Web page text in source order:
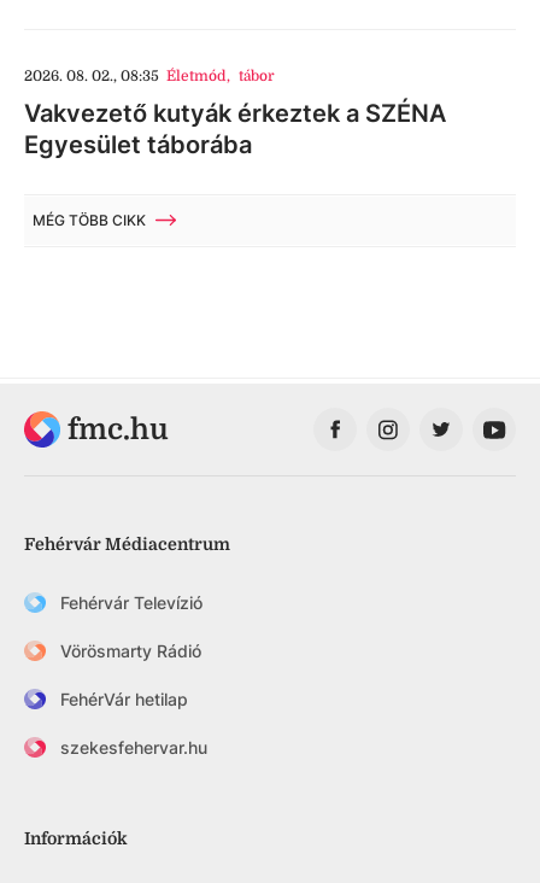
2026. 08. 02., 08:35 Életmód, tábor
Vakvezető kutyák érkeztek a SZÉNA
Egyesület táborába
MÉG TÖBB CIKK
fmc.hu
Fehérvár Médiacentrum
Fehérvár Televízió
Vörösmarty Rádió
FehérVár hetilap
szekesfehervar.hu
Információk